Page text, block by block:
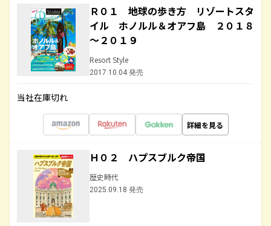
Ｒ０１ 地球の歩き方 リゾートスタ
イル ホノルル＆オアフ島 ２０１８
～２０１９
Resort Style
2017.10.04 発売
当社在庫切れ
詳細を見る
Ｈ０２ ハプスブルク帝国
歴史時代
2025.09.18 発売